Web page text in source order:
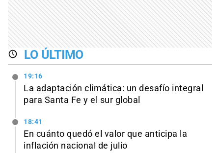
LO ÚLTIMO
19:16
La adaptación climática: un desafío integral
para Santa Fe y el sur global
18:41
En cuánto quedó el valor que anticipa la
inflación nacional de julio